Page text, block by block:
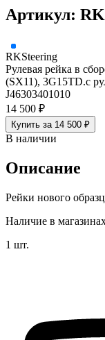
Артикул:
RKSteering
Рулевая рейка в
(SX11), 3G15TD.с
J46303401010
14 500 ₽
Купить за 14 500 ₽
В наличии
Описание
Рейки нового
Наличие в
1 шт.